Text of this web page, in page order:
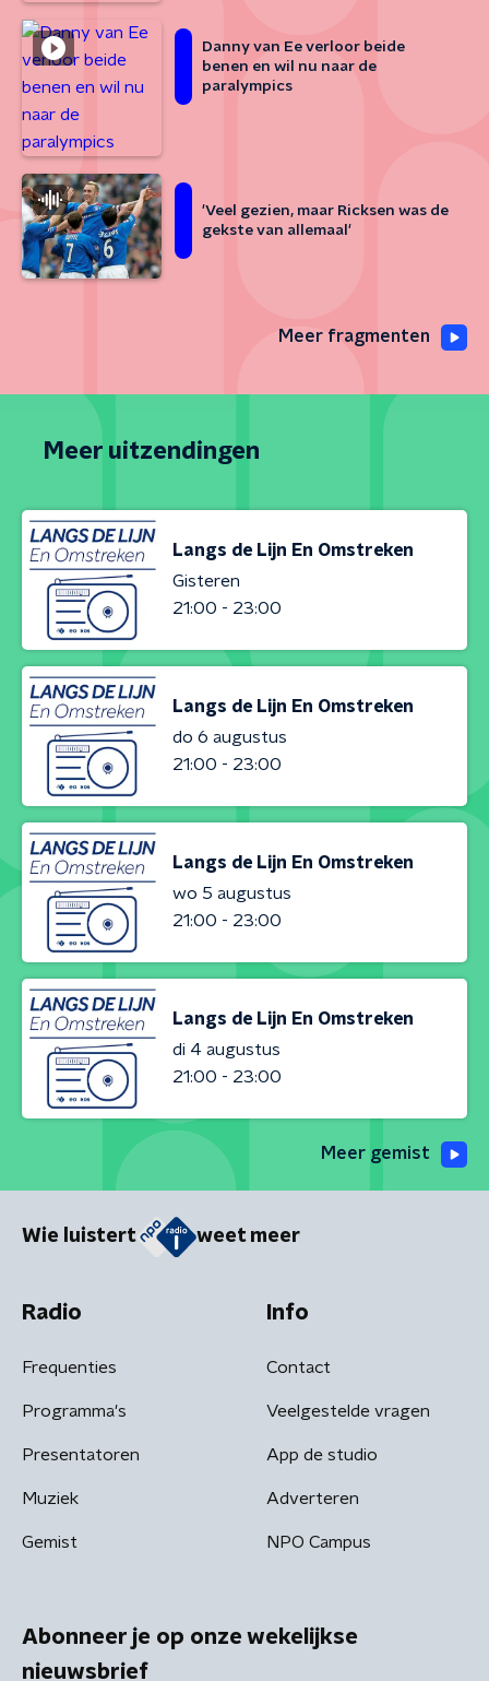
Danny van Ee verloor beide
benen en wil nu naar de
paralympics
'Veel gezien, maar Ricksen was de
gekste van allemaal'
Meer fragmenten
Meer uitzendingen
Langs de Lijn En Omstreken
Gisteren
21:00 - 23:00
Langs de Lijn En Omstreken
do 6 augustus
21:00 - 23:00
Langs de Lijn En Omstreken
wo 5 augustus
21:00 - 23:00
Langs de Lijn En Omstreken
di 4 augustus
21:00 - 23:00
Meer gemist
Wie luistert weet meer
Radio
Frequenties
Programma's
Presentatoren
Muziek
Gemist
Info
Contact
Veelgestelde vragen
App de studio
Adverteren
NPO Campus
Abonneer je op onze wekelijkse
nieuwsbrief